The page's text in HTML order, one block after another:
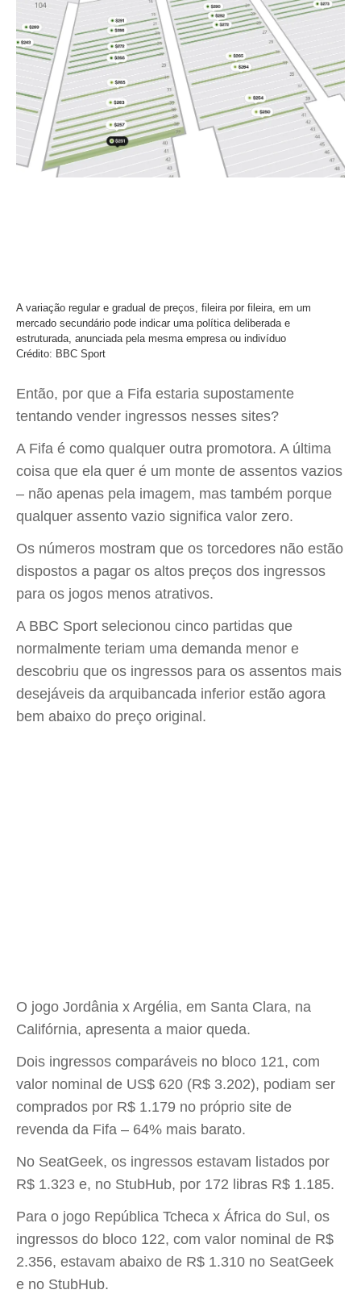
A variação regular e gradual de preços, fileira por fileira, em um
mercado secundário pode indicar uma política deliberada e
estruturada, anunciada pela mesma empresa ou indivíduo
Crédito: BBC Sport
Então, por que a Fifa estaria supostamente
tentando vender ingressos nesses sites?
A Fifa é como qualquer outra promotora. A última
coisa que ela quer é um monte de assentos vazios
– não apenas pela imagem, mas também porque
qualquer assento vazio significa valor zero.
Os números mostram que os torcedores não estão
dispostos a pagar os altos preços dos ingressos
para os jogos menos atrativos.
A BBC Sport selecionou cinco partidas que
normalmente teriam uma demanda menor e
descobriu que os ingressos para os assentos mais
desejáveis da arquibancada inferior estão agora
bem abaixo do preço original.
O jogo Jordânia x Argélia, em Santa Clara, na
Califórnia, apresenta a maior queda.
Dois ingressos comparáveis no bloco 121, com
valor nominal de US$ 620 (R$ 3.202), podiam ser
comprados por R$ 1.179 no próprio site de
revenda da Fifa – 64% mais barato.
No SeatGeek, os ingressos estavam listados por
R$ 1.323 e, no StubHub, por 172 libras R$ 1.185.
Para o jogo República Tcheca x África do Sul, os
ingressos do bloco 122, com valor nominal de R$
2.356, estavam abaixo de R$ 1.310 no SeatGeek
e no StubHub.